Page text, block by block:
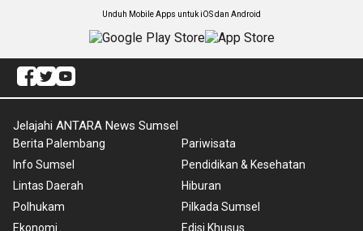
Unduh Mobile Apps untuk iOS dan Android
Jelajahi ANTARA News Sumsel
Berita Palembang
Info Sumsel
Lintas Daerah
Polhukam
Ekonomi
Pariwisata
Pendidikan & Kesehatan
Hiburan
Pilkada Sumsel
Edisi Khusus